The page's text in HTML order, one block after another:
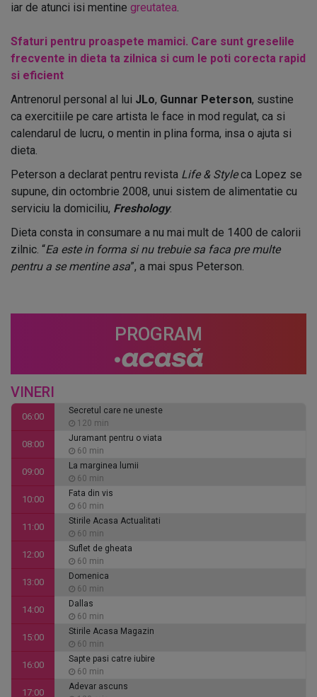
iar de atunci isi mentine greutatea.
Sfaturi pentru proaspete mamici. Care sunt greselile
frecvente in dieta ta zilnica si cum le poti corecta rapid
si eficient
Antrenorul personal al lui JLo, Gunnar Peterson, sustine
ca exercitiile pe care artista le face in mod regulat, ca si
calendarul de lucru, o mentin in plina forma, insa o ajuta si
dieta.
Peterson a declarat pentru revista Life & Styleca Lopez se
supune, din octombrie 2008, unui sistem de alimentatie cu
serviciu la domiciliu, Freshology.
Dieta consta in consumare a nu mai mult de 1400 de calorii
zilnic. “Ea este in forma si nu trebuie sa faca pre multe
pentru a se mentine asa”, a mai spus Peterson.
PROGRAM
VINERI
06:00
Secretul care ne uneste
120 min
08:00
Juramant pentru o viata
60 min
09:00
La marginea lumii
60 min
10:00
Fata din vis
60 min
11:00
Stirile Acasa Actualitati
60 min
12:00
Suflet de gheata
60 min
13:00
Domenica
60 min
14:00
Dallas
60 min
15:00
Stirile Acasa Magazin
60 min
16:00
Sapte pasi catre iubire
60 min
17:00
Adevar ascuns